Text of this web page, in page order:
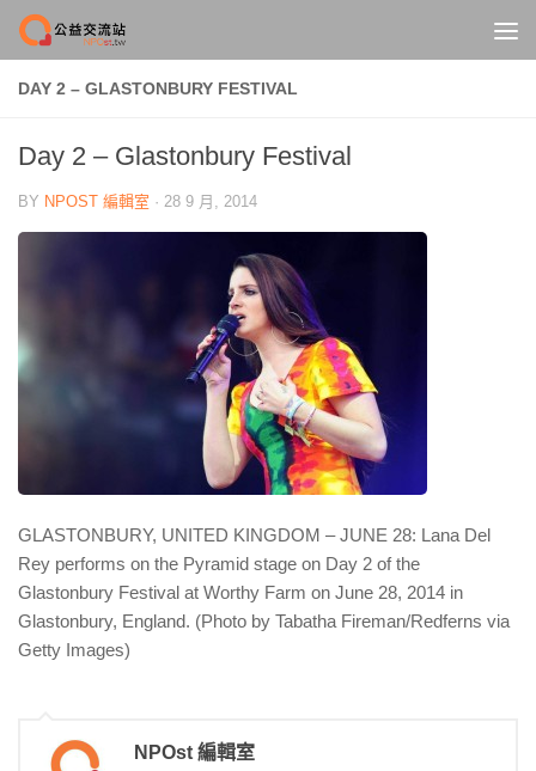
Skip to content
DAY 2 – GLASTONBURY FESTIVAL
Day 2 – Glastonbury Festival
BY NPOST 編輯室 · 28 9 月, 2014
GLASTONBURY, UNITED KINGDOM – JUNE 28: Lana Del
Rey performs on the Pyramid stage on Day 2 of the
Glastonbury Festival at Worthy Farm on June 28, 2014 in
Glastonbury, England. (Photo by Tabatha Fireman/Redferns via
Getty Images)
NPOst 編輯室